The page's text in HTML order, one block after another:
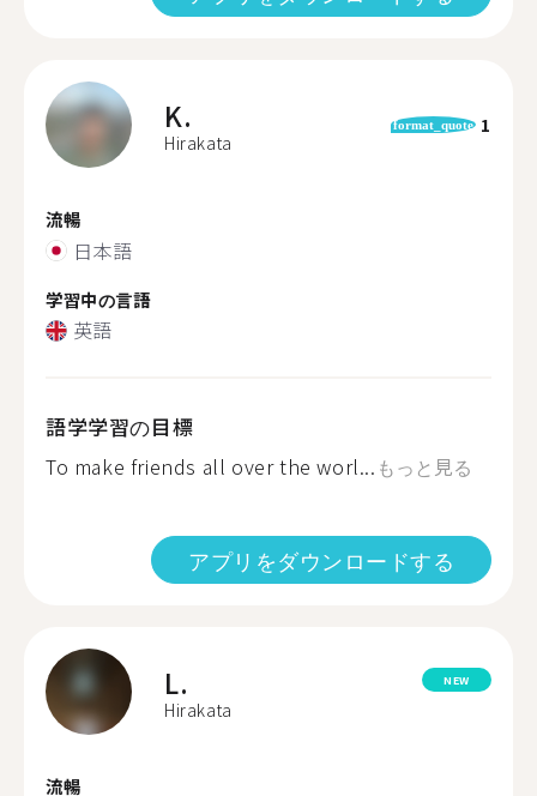
K.
Hirakata
format_quote 1
流暢
日本語
学習中の言語
英語
語学学習の目標
To make friends all over the worl... もっと見る
アプリをダウンロードする
L.
Hirakata
NEW
流暢